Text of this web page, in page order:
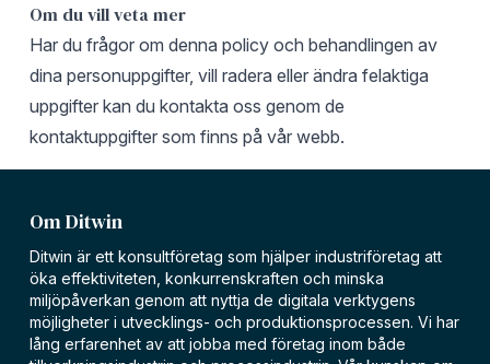
Om du vill veta mer
Har du frågor om denna policy och behandlingen av
dina personuppgifter, vill radera eller ändra felaktiga
uppgifter kan du kontakta oss genom de
kontaktuppgiftersom finns på vår webb.
Om Ditwin
Ditwin är ett konsultföretag som hjälper industriföretag att
öka effektiviteten, konkurrenskraften och minska
miljöpåverkan genom att nyttja de digitala verktygens
möjligheter i utvecklings- och produktionsprocessen. Vi har
lång erfarenhet av att jobba med företag inom både